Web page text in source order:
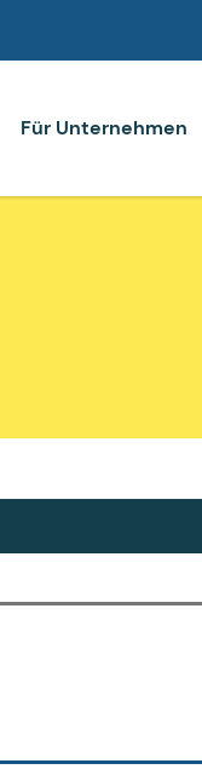
Für Unternehmen